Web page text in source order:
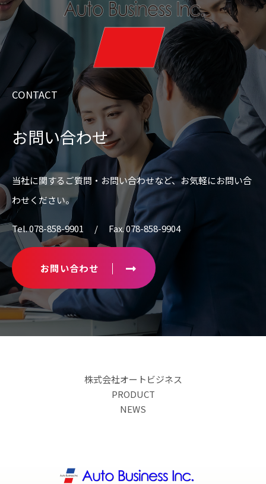
CONTACT
お問い合わせ
当社に関するご質問・お問い合わせなど、お気軽にお問い合
わせください。
Tel. 078-858-9901 / Fax. 078-858-9904
お問い合わせ
株式会社オートビジネス
PRODUCT
NEWS